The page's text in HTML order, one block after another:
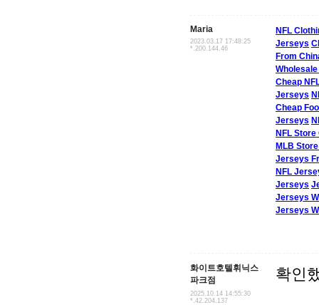
Maria
2023.03.17 17:48:25
*.200.144.46
NFL
Jerseys
From
Cheap
Jerseys
Cheap
Jerseys
NFL
MLB
Jerseys
NFL
Jerseys
Jerseys
Jerseys
화이트호텔휘닉스
파크점
2025.10.14 14:55:30
*.42.204.137
확인